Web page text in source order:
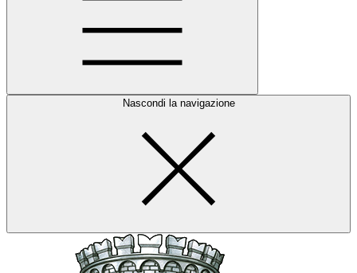
Nascondi la navigazione